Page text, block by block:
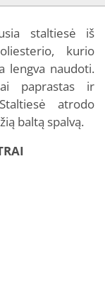
staltiesė iš
kurio
lengva naudoti.
paprastas ir
atrodo
baltą spalvą.